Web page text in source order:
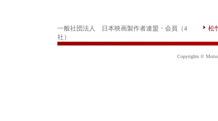
一般社団法人 日本映画製作者連盟・会員（4
社）
松
Copyrights ©